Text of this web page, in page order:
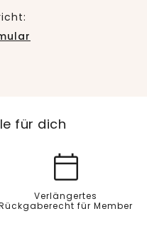
für dich
Verlängertes
für Member